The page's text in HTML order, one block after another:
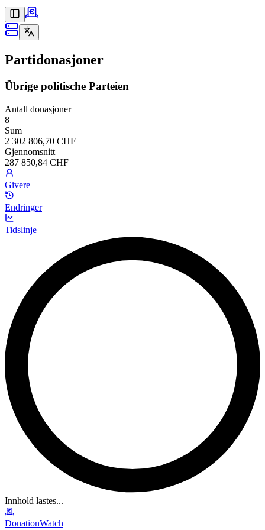
Partidonasjoner
Übrige politische Parteien
Antall donasjoner
8
Sum
2 302 806,70 CHF
Gjennomsnitt
287 850,84 CHF
Givere
Endringer
Tidslinje
Innhold lastes...
DonationWatch